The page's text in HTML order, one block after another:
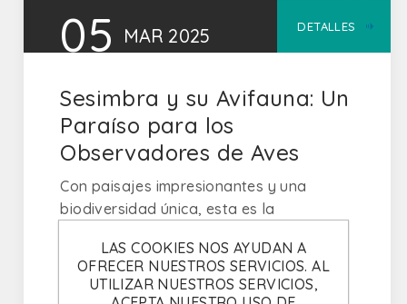
05 MAR 2025 DETALLES
Sesimbra y su Avifauna: Un
Paraíso para los
Observadores de Aves
Con paisajes impresionantes y una
biodiversidad única, esta es la
en una aventura inolvidable y capturar
imágenes espectaculares de las aves
pelágicas de la región.
LAS COOKIES NOS AYUDAN A
OFRECER NUESTROS SERVICIOS. AL
UTILIZAR NUESTROS SERVICIOS,